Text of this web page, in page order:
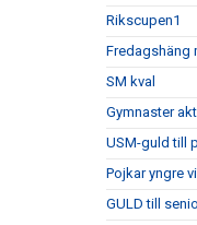
Rikscupen1
Fredagshäng
SM kval
Gymnaster
USM-guld till
Pojkar yngre
GULD till